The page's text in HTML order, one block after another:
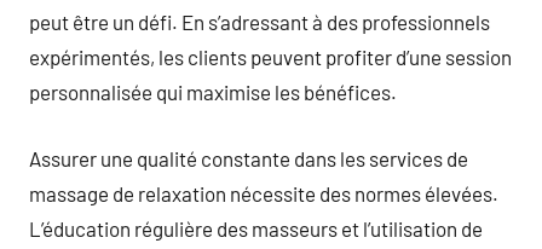
peut être un défi. En s’adressant à des professionnels
expérimentés, les clients peuvent profiter d’une session
personnalisée qui maximise les bénéfices.
Assurer une qualité constante dans les services de
massage de relaxation nécessite des normes élevées.
L’éducation régulière des masseurs et l’utilisation de